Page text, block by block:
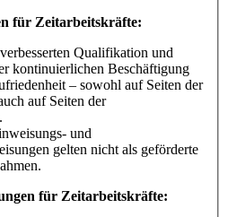
für Zeitarbeitskräfte:
Qualifikation und
kontinuierlichen Beschäftigung
– sowohl auf Seiten der
auf Seiten der
und
gelten nicht als geförderte
für Zeitarbeitskräfte: